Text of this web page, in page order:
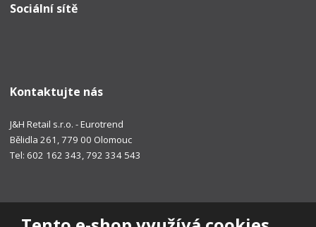
Sociální sítě
Kontaktujte nás
J&H Retail s.r.o. - Eurotrend
Bělidla 261, 779 00 Olomouc
Tel: 602 162 343, 792 334 543